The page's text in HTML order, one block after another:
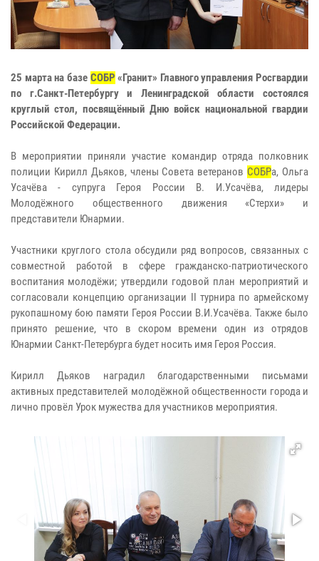
25 марта на базе СОБР «Гранит» Главного управления Росгвардии
по г.Санкт-Петербургу и Ленинградской области состоялся
круглый стол, посвящённый Дню войск национальной гвардии
Российской Федерации.
В мероприятии приняли участие командир отряда полковник
полиции Кирилл Дьяков, члены Совета ветеранов СОБРа, Ольга
Усачёва - супруга Героя России В. И.Усачёва, лидеры
Молодёжного общественного движения «Стерхи» и
представители Юнармии.
Участники круглого стола обсудили ряд вопросов, связанных с
совместной работой в сфере гражданско-патриотического
воспитания молодёжи; утвердили годовой план мероприятий и
согласовали концепцию организации II турнира по армейскому
рукопашному бою памяти Героя России В.И.Усачёва. Также было
принято решение, что в скором времени один из отрядов
Юнармии Санкт-Петербурга будет носить имя Героя Россия.
Кирилл Дьяков наградил благодарственными письмами
активных представителей молодёжной общественности города и
лично провёл Урок мужества для участников мероприятия.